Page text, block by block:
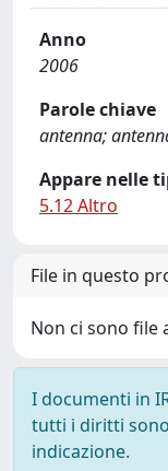
Anno
2006
Parole chiave
antenna;
Appare nelle
5.12 Altro
File in questo
Non ci sono file
I documenti in
tutti i diritti
indicazione.